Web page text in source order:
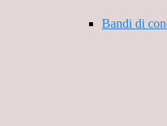
Bandi di